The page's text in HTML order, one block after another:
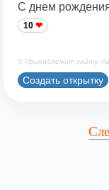
С днем
10
© Принадлежит сайту.
Создать открытку